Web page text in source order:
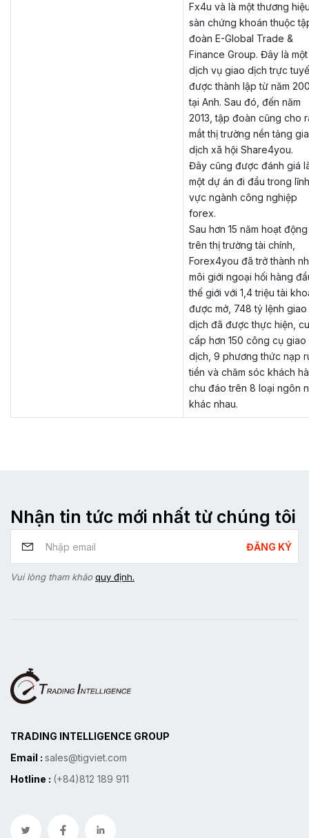
Fx4u và là một thương
sàn chứng khoán thuộc
đoàn E-Global Trade &
Finance Group. Đây là một
dịch vụ giao dịch trực
được thành lập từ năm
tại Anh. Sau đó, đến năm
2013, tập đoàn cũng cho
mắt thị trường nền tảng
dịch xã hội Share4you.
Đây cũng được đánh giá
một dự án đi đầu trong lĩnh
vực ngành công nghiệp
forex.
Sau hơn 15 năm hoạt động
trên thị trường tài chính,
Forex4you đã trở thành
môi giới ngoại hối hàng
thế giới với 1,4 triệu tài
được mở, 748 tỷ lệnh giao
dịch đã được thực hiện,
cấp hơn 150 công cụ giao
dịch, 9 phương thức nạp
tiền và chăm sóc khách
chu đáo trên 8 loại ngôn
khác nhau.
Nhận tin tức mới nhất từ chúng tôi
ĐĂNG KÝ
Vui lòng tham khảo quy định.
TRADING INTELLIGENCE GROUP
Email : sales@tigviet.com
Hotline : (+84)812 189 911